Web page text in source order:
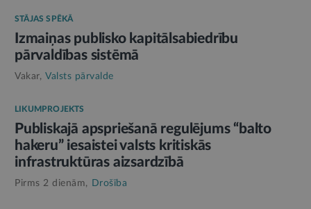
STĀJAS SPĒKĀ
Izmaiņas publisko kapitālsabiedrību
pārvaldības sistēmā
Vakar, Valsts pārvalde
LIKUMPROJEKTS
Publiskajā apspriešanā regulējums “balto
hakeru” iesaistei valsts kritiskās
infrastruktūras aizsardzībā
Pirms 2 dienām, Drošība